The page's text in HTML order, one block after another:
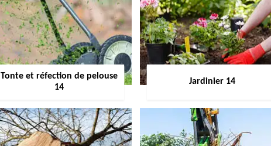
Tonte et réfection de pelouse
14
Jardinier 14